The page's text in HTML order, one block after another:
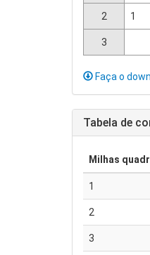
2 1
3
Faça o
Tabela de
Milhas
1
2
3